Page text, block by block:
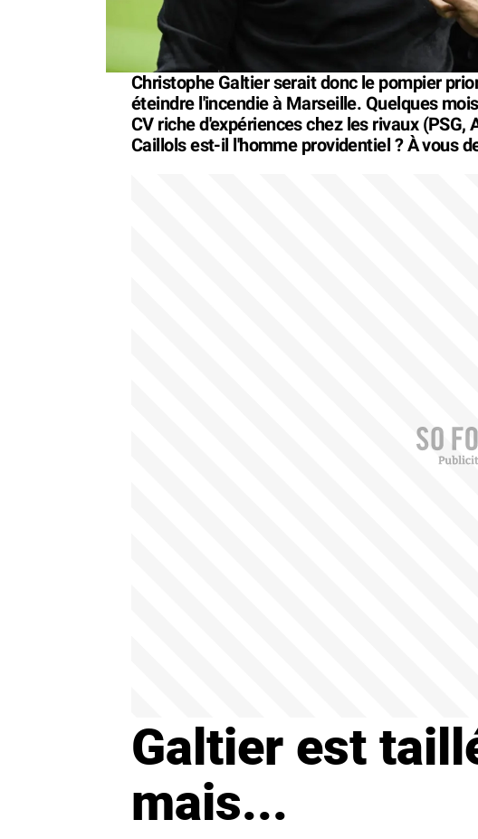
Christophe Galtier serait donc le pompier
éteindre l'incendie à Marseille. Quelques
CV riche d'expériences chez les rivaux (PSG,
Caillols est-il l'homme providentiel ? À vous
Galtier est
mais...